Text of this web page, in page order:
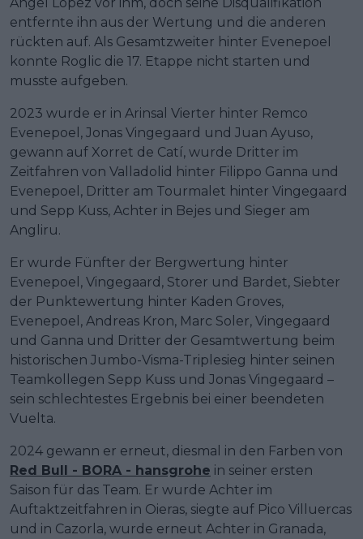
entfernte ihn aus der Wertung und die anderen
rückten auf. Als Gesamtzweiter hinter Evenepoel
konnte Roglic die 17. Etappe nicht starten und
musste aufgeben.
2023 wurde er in Arinsal Vierter hinter Remco
Evenepoel, Jonas Vingegaard und Juan Ayuso,
gewann auf Xorret de Catí, wurde Dritter im
Zeitfahren von Valladolid hinter Filippo Ganna und
Evenepoel, Dritter am Tourmalet hinter Vingegaard
und Sepp Kuss, Achter in Bejes und Sieger am
Angliru.
Er wurde Fünfter der Bergwertung hinter
Evenepoel, Vingegaard, Storer und Bardet, Siebter
der Punktewertung hinter Kaden Groves,
Evenepoel, Andreas Kron, Marc Soler, Vingegaard
und Ganna und Dritter der Gesamtwertung beim
historischen Jumbo-Visma-Triplesieg hinter seinen
Teamkollegen Sepp Kuss und Jonas Vingegaard –
sein schlechtestes Ergebnis bei einer beendeten
Vuelta.
2024 gewann er erneut, diesmal in den Farben von
Red Bull - BORA - hansgrohe in seiner ersten
Saison für das Team. Er wurde Achter im
Auftaktzeitfahren in Oieras, siegte auf Pico Villuercas
und in Cazorla, wurde erneut Achter in Granada,